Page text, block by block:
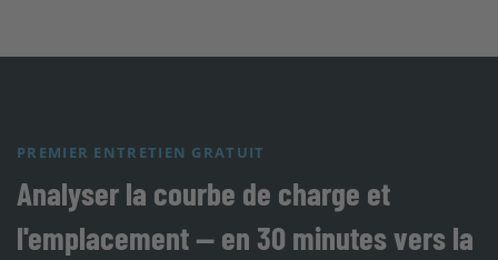
PREMIER ENTRETIEN GRATUIT
Analyser la courbe de charge et
l'emplacement — en 30 minutes vers la